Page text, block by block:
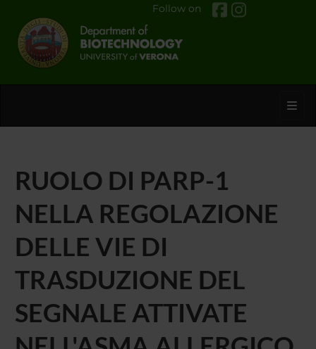
Follow on
RUOLO DI PARP-1
NELLA REGOLAZIONE
DELLE VIE DI
TRASDUZIONE DEL
SEGNALE ATTIVATE